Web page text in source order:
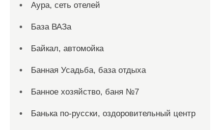
Аура, сеть отелей
База ВАЗа
Байкал, автомойка
Банная Усадьба, база отдыха
Банное хозяйство, баня №7
Банька по-русски, оздоровительный центр